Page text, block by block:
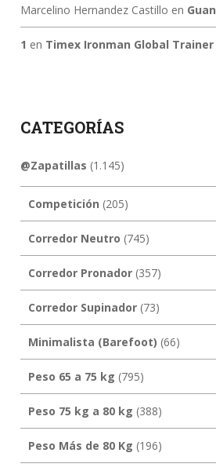
Marcelino Hernandez Castillo en
1 en Timex Ironman Global Trainer
CATEGORÍAS
@Zapatillas (1.145)
Competición (205)
Corredor Neutro (745)
Corredor Pronador(357)
Corredor Supinador(73)
Minimalista (Barefoot) (66)
Peso 65 a 75 kg (795)
Peso 75 kg a 80 kg (388)
Peso Más de 80 Kg (196)